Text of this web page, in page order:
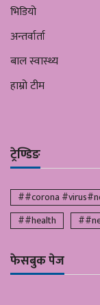
भिडियो
अन्तर्वार्ता
बाल स्वास्थ्य
हाम्रो टीम
ट्रेण्डिङ
##corona
##health
फेसबुक पेज